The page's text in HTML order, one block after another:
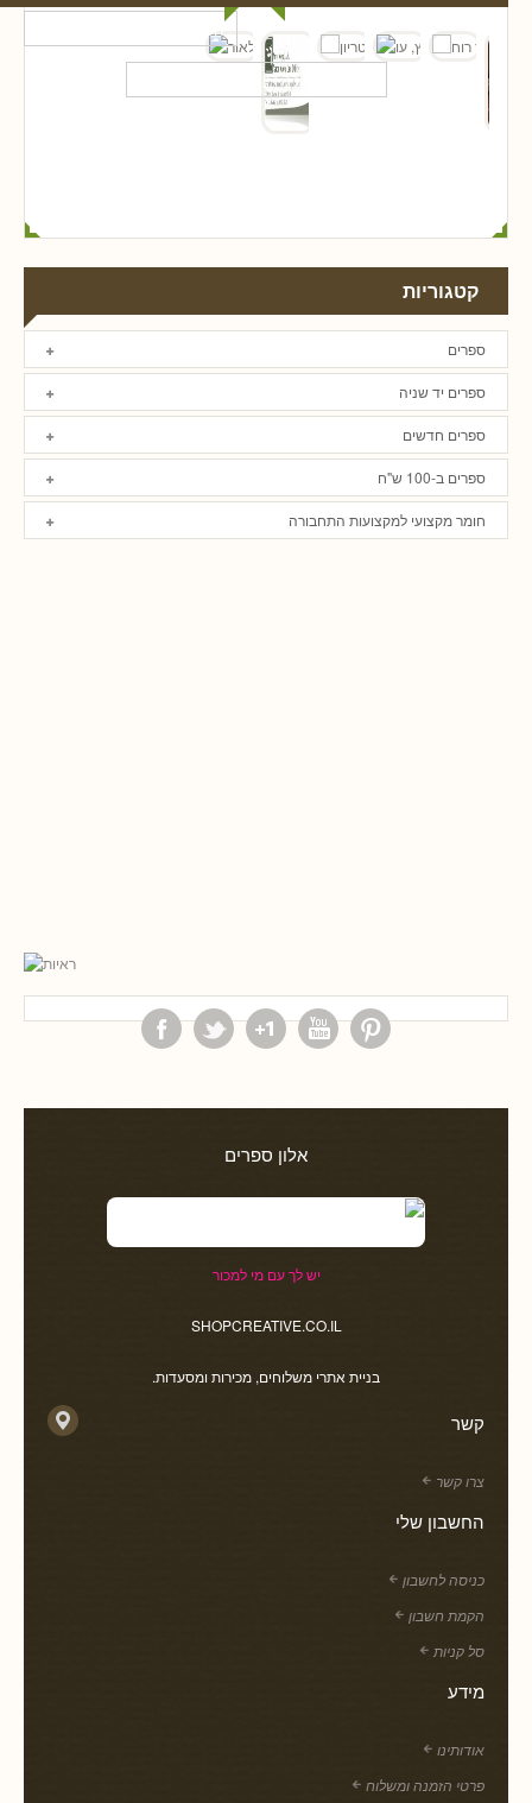
קטגוריות
ספרים
ספרים יד שניה
ספרים חדשים
ספרים ב-100 ש"ח
חומר מקצועי למקצועות התחבורה
אלון ספרים
יש לך עם מי למכור
SHOPCREATIVE.CO.IL
בניית אתרי משלוחים, מכירות ומסעדות.
קשר
צרו קשר
החשבון שלי
כניסה לחשבון
הקמת חשבון
סל קניות
מידע
אודותינו
פרטי הזמנה ומשלוח